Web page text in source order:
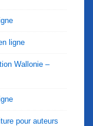
ligne
Wallonie –
pour auteurs